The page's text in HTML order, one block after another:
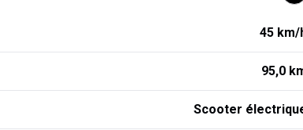
45 km/
95,0
Scooter